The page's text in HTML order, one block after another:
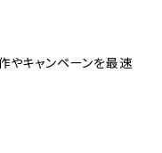
やキャンペーンを最速